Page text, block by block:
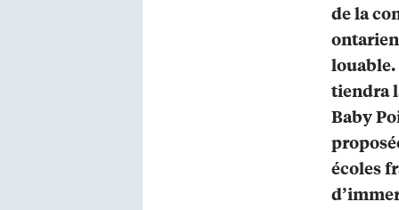
de la
louable.
tiendra
Baby
écoles